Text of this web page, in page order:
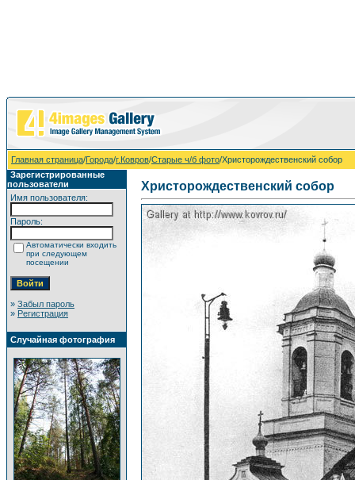
Главная страница/Города/г.Ковров/Старые ч/б фото/Христорождественский собор
Зарегистрированные
пользователи
Имя пользователя:
Пароль:
Автоматически входить
при следующем
посещении
» Забыл пароль
» Регистрация
Случайная фотография
Христорождественский собор